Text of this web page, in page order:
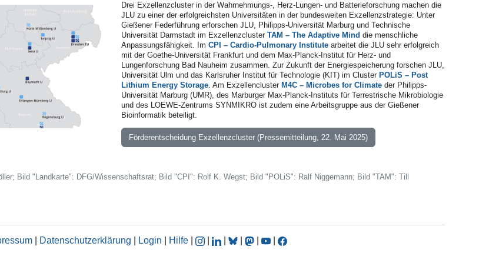
Drei Exzellenzcluster in der Wahrnehmungs-, Herz-Lungen- und Batterieforschung machen die
JLU zu einer der erfolgreichsten Universitäten in der bundesweiten Exzellenzstrategie: Unter
Gießener Federführung erforschen JLU, Philipps-Universität Marburg und Technische
Universität Darmstadt im Exzellenzcluster TAM – The Adaptive Mind die menschliche
Anpassungsfähigkeit. Im CPI – Cardio-Pulmonary Institute arbeitet die JLU sehr erfolgreich
mit der Goethe-Universität Frankfurt und dem Max-Planck-Institut für Herz- und
Lungenforschung Bad Nauheim zusammen. Zur Zukunft der Energiespeicherung forschen JLU,
Universität Ulm und das Karlsruher Institut für Technologie (KIT) im Cluster POLiS – Post
Lithium Energy Storage. Am Exzellencluster M4C – Microbes for Climate der Philipps-
Universität Marburg (UMR), des Marburger Max-Planck-Instituts für Terrestrische Mikrobiologie
und des LOEWE-Zentrums SYNMIKRO ist zudem eine Arbeitsgruppe aus der Gießener
Bioinformatik beteiligt.
Förderentscheidung Exzellenzcluster (Pressemitteilung, 22. Mai 2025)
Bild "Landkarte": DFG/Wissenschaftsrat; Bild "CPI": Rolf K. Wegst; Bild "POLiS": Ralf Niggemann; Bild "TAM": Till
| Datenschutzerklärung Login Hilfe| |